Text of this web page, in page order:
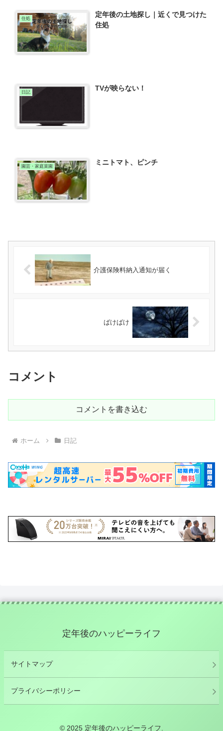
住処
定年後の土地探し｜近くで見つけた
住処
日記 TVが映らない！
園芸・家庭菜園 ミニトマト、ピンチ
介護保険料納入通知が届く
ばけばけ
コメント
コメントを書き込む
ホーム 日記
定年後のハッピーライフ
サイトマップ
プライバシーポリシー
© 2025 定年後のハッピーライフ.